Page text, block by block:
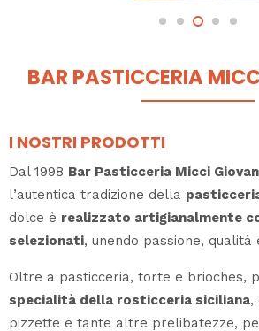
BAR PASTICCERIA
I NOSTRI PRODOTTI
Dal 1998 Bar Pasticceria Micci
l’autentica tradizione della
dolce è realizzato artigianalmente
selezionati, unendo passione, qualità
Oltre a pasticceria, torte e brioches,
specialità della rosticceria siciliana,
pizzette e tante altre prelibatezze,